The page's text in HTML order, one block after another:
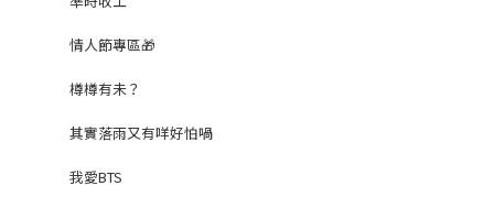
情人節專區🎁
樽樽有未？
其實落雨又有咩好怕喎
我愛BTS